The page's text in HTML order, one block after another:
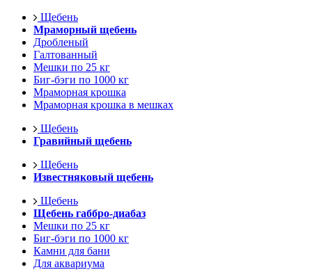
Щебень
Мраморный щебень
Дробленый
Галтованный
Мешки по 25 кг
Биг-бэги по 1000 кг
Мраморная крошка
Мраморная крошка в мешках
Щебень
Гравийный щебень
Щебень
Известняковый щебень
Щебень
Щебень габбро-диабаз
Мешки по 25 кг
Биг-бэги по 1000 кг
Камни для бани
Для аквариума